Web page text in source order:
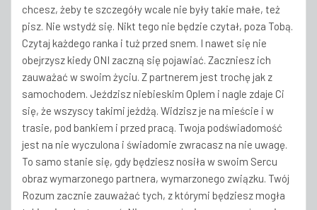
chcesz, żeby te szczegóły wcale nie były takie małe, też
pisz. Nie wstydź się. Nikt tego nie będzie czytał, poza Tobą.
Czytaj każdego ranka i tuż przed snem. I nawet się nie
obejrzysz kiedy ONI zaczną się pojawiać. Zaczniesz ich
zauważać w swoim życiu. Z partnerem jest trochę jak z
samochodem. Jeździsz niebieskim Oplem i nagle zdaje Ci
się, że wszyscy takimi jeżdżą. Widzisz je na mieście i w
trasie, pod bankiem i przed pracą. Twoja podświadomość
jest na nie wyczulona i świadomie zwracasz na nie uwagę.
To samo stanie się, gdy będziesz nosiła w swoim Sercu
obraz wymarzonego partnera, wymarzonego związku. Twój
Rozum zacznie zauważać tych, z którymi będziesz mogła